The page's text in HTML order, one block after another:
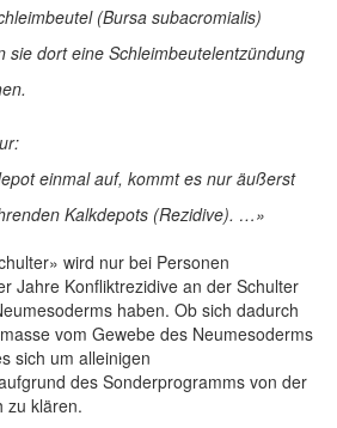
(Bursa subacromialis)
sie dort eine Schleimbeutelentzündung
einmal auf, kommt es nur äußerst
Kalkdepots (Rezidive). …»
wird nur bei Personen
Jahre Konfliktrezidive an der Schulter
haben. Ob sich dadurch
vom Gewebe des Neumesoderms
sich um alleinigen
des Sonderprogramms von der
zu klären.